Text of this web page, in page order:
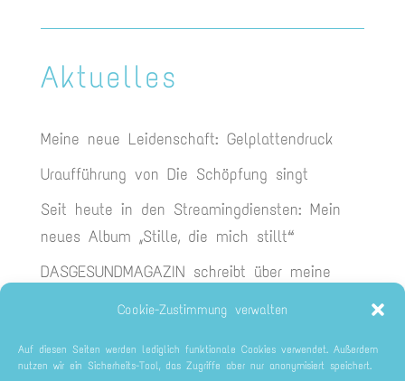
Cookie-Zustimmung verwalten
Auf diesen Seiten werden lediglich funktionale Cookies verwendet. Außerdem
nutzen wir ein Sicherheits-Tool, das Zugriffe aber nur anonymisiert speichert.
Aktuelles
Meine neue Leidenschaft: Gelplattendruck
Uraufführung von Die Schöpfung singt
Seit heute in den Streamingdiensten: Mein
neues Album „Stille, die mich stillt“
DASGESUNDMAGAZIN schreibt über meine
stillt